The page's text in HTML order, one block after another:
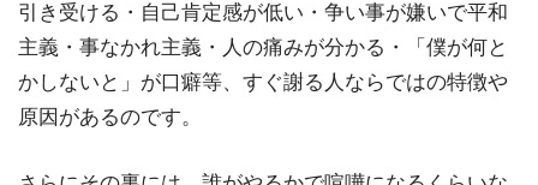
引き受ける・自己肯定感が低い・争い事が嫌いで平和
主義・事なかれ主義・人の痛みが分かる・「僕が何と
かしないと」が口癖等、すぐ謝る人ならではの特徴や
原因があるのです。